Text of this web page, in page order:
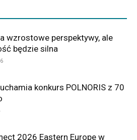
wzrostowe perspektywy, ale
będzie silna
konkurs POLNORIS z 70
2026 Eastern Europe w